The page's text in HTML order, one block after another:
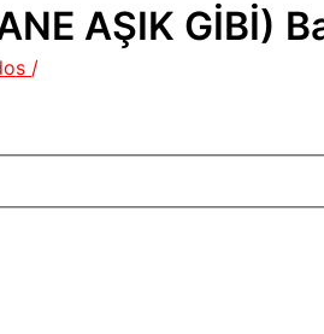
AŞIK GİBİ)
/